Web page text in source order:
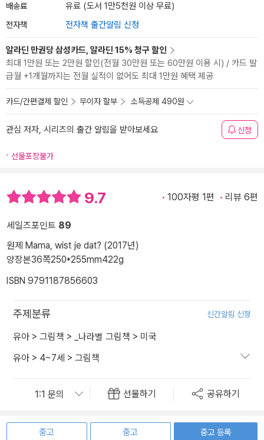
배송료 유료 (도서 1만5천원 이상 무료)
전자책 전자책 출간알림 신청
알라딘 만권당 삼성카드, 알라딘 15% 청구 할인
최대 1만원 또는 2만원 할인(전월 30만원 또는 60만원 이용 시) / 카드 발
급월 +1개월까지는 전월 실적이 없어도 최대 1만원 혜택 제공
카드/간편결제 할인 무이자 할부 소득공제 490원
관심 저자, 시리즈의 출간 알림을 받아보세요 신청
선물포장불가
9.7 100자평 1편 리뷰 6편
세일즈포인트 89
원제 Mama, wist je dat? (2017년)
양장본36쪽250*255mm422g
ISBN 9791187856603
주제분류 신간알림 신청
유아 > 그림책 > _나라별 그림책 > 미국
유아 > 4~7세 > 그림책
선물하기 공유하기
중고
중고
중고 등록